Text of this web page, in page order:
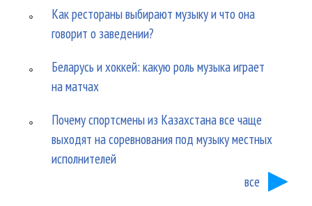
Как рестораны выбирают музыку и что она
говорит о заведении?
Беларусь и хоккей: какую роль музыка играет
на матчах
Почему спортсмены из Казахстана все чаще
выходят на соревнования под музыку местных
исполнителей
все